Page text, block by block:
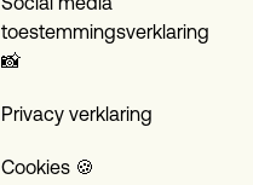
toestemmings­verklaring
📸
Privacy verklaring
Cookies 🍪